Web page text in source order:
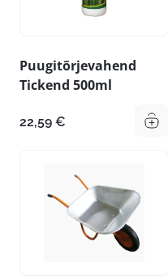
Puugitõrjevahend
Tickend 500ml
22,59 €